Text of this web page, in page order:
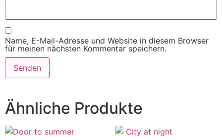
Name, E-Mail-Adresse und Website in diesem Browser
für meinen nächsten Kommentar speichern.
Ähnliche Produkte